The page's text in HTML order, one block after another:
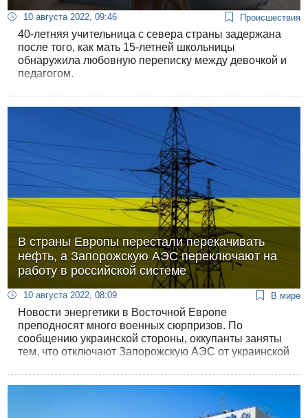
10 августа 2022, 09:46 Происшествия
40-летняя учительница с севера страны задержана
после того, как мать 15-летней школьницы
обнаружила любовную переписку между девочкой и
педагогом.
В страны Европы перестали перекачивать
нефть, а Запорожскую АЭС переключают на
работу в российской системе
10 августа 2022, 08:09 В мире
Новости энергетики в Восточной Европе
преподносят много военных сюрпризов. По
сообщению украинской стороны, оккупанты заняты
тем, что отключают Запорожскую АЭС от украинской